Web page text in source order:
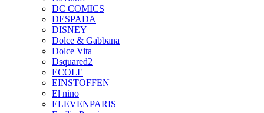
DC COMICS
DESPADA
DISNEY
Dolce & Gabbana
Dolce Vita
Dsquared2
ECOLE
EINSTOFFEN
El nino
ELEVENPARIS